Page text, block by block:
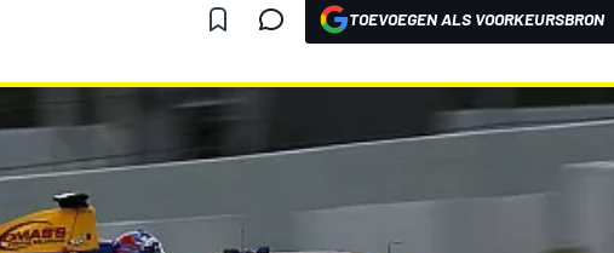
TOEVOEGEN ALS VOORKEURSBRON